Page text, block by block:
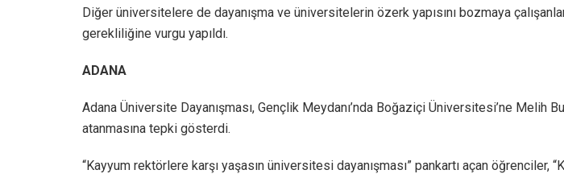
Diğer üniversitelere de dayanışma ve üniversitelerin özerk yapısını bozmaya
gerekliliğine vurgu yapıldı.
ADANA
Adana Üniversite Dayanışması, Gençlik Meydanı’nda Boğaziçi Üniversitesi’ne Melih
atanmasına tepki gösterdi.
“Kayyum rektörlere karşı yaşasın üniversitesi dayanışması” pankartı açan öğrenciler,